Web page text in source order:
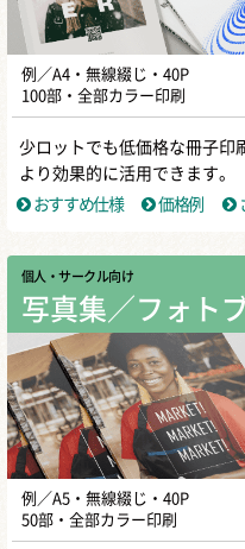
例／A4・無線綴じ・40P
100部・全部カラー印刷
少ロットでも低価格な冊子印
より効果的に活用できます。
おすすめ仕様
価格例
個人・サークル向け
写真集／フォト
例／A5・無線綴じ・40P
50部・全部カラー印刷